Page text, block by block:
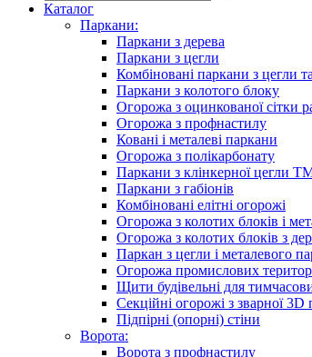
Каталог
Паркани:
Паркани з дерева
Паркани з цегли
Комбіновані паркани з цегли
Паркани з колотого блоку
Огорожа з оцинкованої сітки
Огорожа з профнастилу
Ковані і металеві паркани
Огорожа з полікарбонату
Паркани з клінкерної цегли
Паркани з габіонів
Комбіновані елітні огорожі
Огорожа з колотих блоків і
Огорожа з колотих блоків з
Паркан з цегли і металевого
Огорожа промислових
Щити будівельні для
Секційні огорожі з зварної 3D
Підпірні (опорні) стіни
Ворота:
Ворота з профнастилу